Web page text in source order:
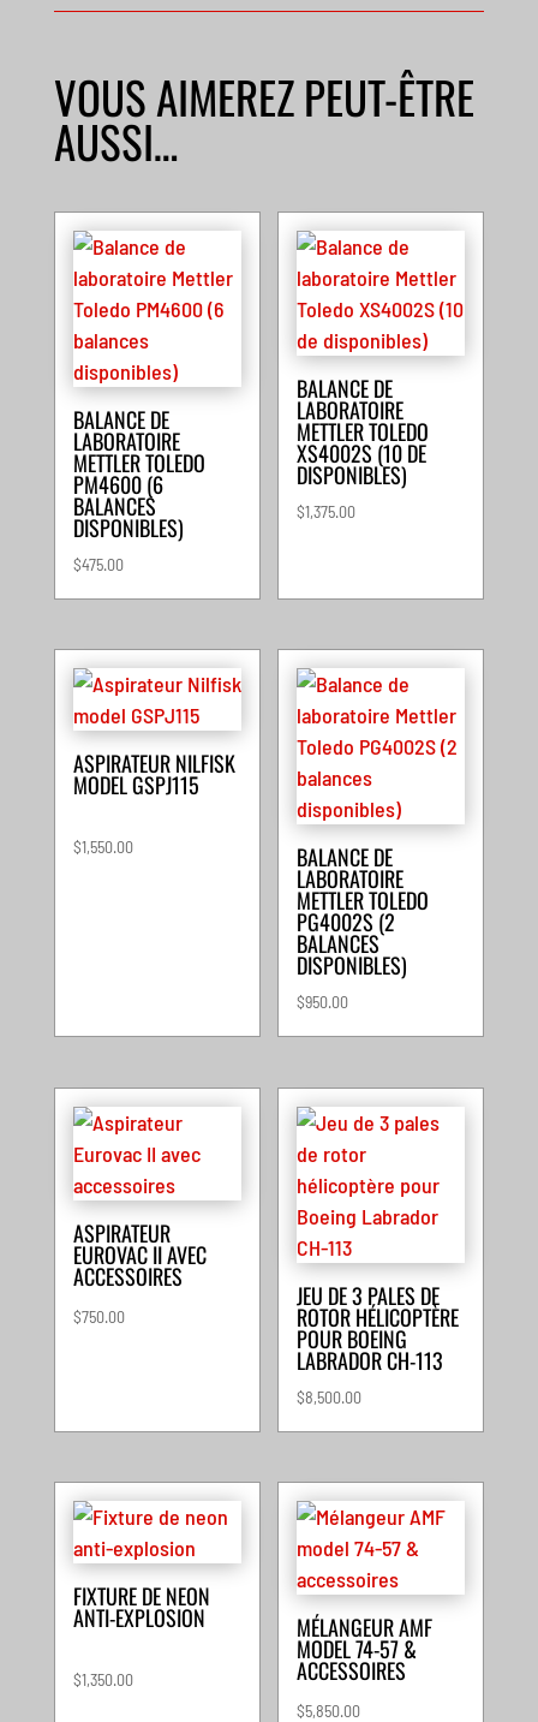
VOUS AIMEREZ PEUT-ÊTRE
AUSSI…
BALANCE DE
LABORATOIRE
METTLER TOLEDO
PM4600 (6
BALANCES
DISPONIBLES)
$475.00
BALANCE DE
LABORATOIRE
METTLER TOLEDO
XS4002S (10 DE
DISPONIBLES)
$1,375.00
ASPIRATEUR NILFISK
MODEL GSPJ115
$1,550.00 BALANCE DE
LABORATOIRE
METTLER TOLEDO
PG4002S (2
BALANCES
DISPONIBLES)
$950.00
ASPIRATEUR
EUROVAC II AVEC
ACCESSOIRES
$750.00
JEU DE 3 PALES DE
ROTOR HÉLICOPTÈRE
POUR BOEING
LABRADOR CH-113
$8,500.00
FIXTURE DE NEON
ANTI-EXPLOSION
$1,350.00
MÉLANGEUR AMF
MODEL 74-57 &
ACCESSOIRES
$5,850.00